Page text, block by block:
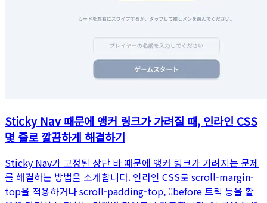
Sticky Nav 때문에 앵커 링크가 가려질 때, 인라인 CSS
몇 줄로 깔끔하게 해결하기
Sticky Nav가 고정된 상단 바 때문에 앵커 링크가 가려지는 문제
를 해결하는 방법을 소개합니다. 인라인 CSS로 scroll-margin-
top을 적용하거나 scroll-padding-top, ::before 트릭 등을 활